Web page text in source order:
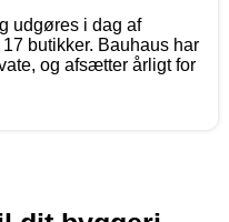
udgøres i dag af
butikker. Bauhaus har
og afsætter årligt for